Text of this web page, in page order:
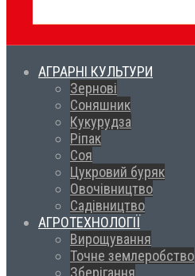
АГРАРНІ КУЛЬТУРИ
Зернові
Соняшник
Кукурудза
Ріпак
Соя
Цукровий буряк
Овочівництво
Садівництво
АГРОТЕХНОЛОГІЇ
Вирощування
Точне землеробство
Зберігання